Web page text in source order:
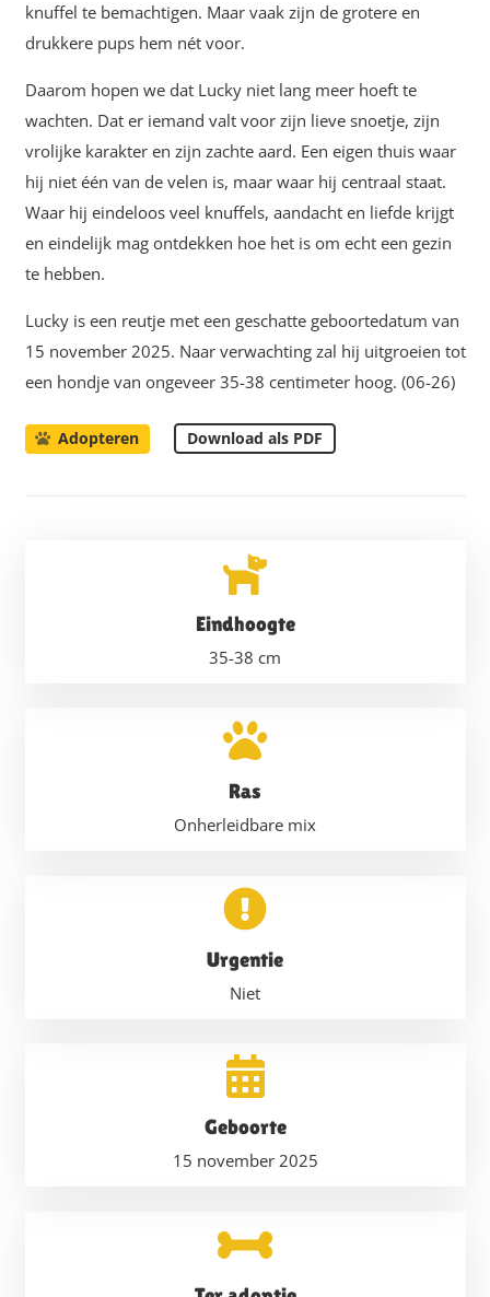
knuffel te bemachtigen. Maar vaak zijn de grotere en
drukkere pups hem nét voor.
Daarom hopen we dat Lucky niet lang meer hoeft te
wachten. Dat er iemand valt voor zijn lieve snoetje, zijn
vrolijke karakter en zijn zachte aard. Een eigen thuis waar
hij niet één van de velen is, maar waar hij centraal staat.
Waar hij eindeloos veel knuffels, aandacht en liefde krijgt
en eindelijk mag ontdekken hoe het is om echt een gezin
te hebben.
Lucky is een reutje met een geschatte geboortedatum van
15 november 2025. Naar verwachting zal hij uitgroeien tot
een hondje van ongeveer 35-38 centimeter hoog. (06-26)
Adopteren Download als PDF
Eindhoogte
35-38 cm
Ras
Onherleidbare mix
Urgentie
Niet
Geboorte
15 november 2025